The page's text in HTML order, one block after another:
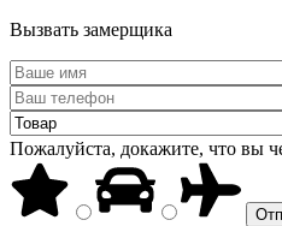
Вызвать замерщика
Пожалуйста, докажите, что вы